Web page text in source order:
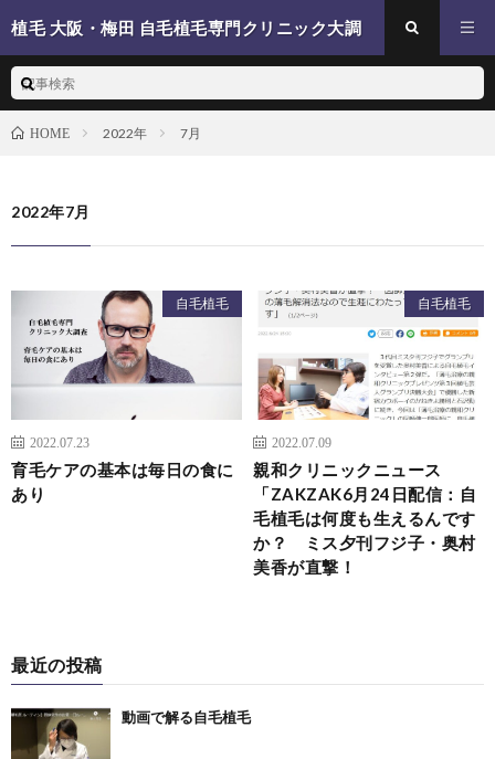
植毛 大阪・梅田 自毛植毛専門クリニック大調
HOME 2022年 7月
2022年7月
自毛植毛
2022.07.23
育毛ケアの基本は毎日の食に
あり
自毛植毛
2022.07.09
親和クリニックニュース
「ZAKZAK6月24日配信：自
毛植毛は何度も生えるんです
か？ ミス夕刊フジ子・奥村
美香が直撃！
最近の投稿
動画で解る自毛植毛